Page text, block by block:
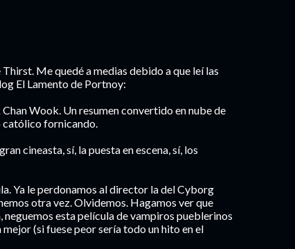
Me quedé a medias debido a que leí las
El Lamento de Portnoy:
Wook. Un resumen convertido en nube de
católico fornicando.
cineasta, sí, la puesta en escena, sí, los
Ya le perdonamos al director la del Cyborg
otra vez. Olvidemos. Hagamos ver que
esta película de vampiros pueblerinos
(si fuese peor sería todo un hito en el